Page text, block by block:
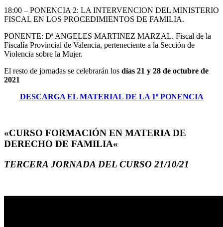
18:00 – PONENCIA 2: LA INTERVENCION DEL MINISTERIO
FISCAL EN LOS PROCEDIMIENTOS DE FAMILIA.
PONENTE: Dª ANGELES MARTINEZ MARZAL. Fiscal de la
Fiscalía Provincial de Valencia, perteneciente a la Sección de
Violencia sobre la Mujer.
El resto de jornadas se celebrarán los días 21 y 28 de octubre de
2021
DESCARGA EL MATERIAL DE LA 1º PONENCIA
«CURSO FORMACIÓN EN MATERIA DE
DERECHO DE FAMILIA«
TERCERA JORNADA DEL CURSO 21/10/21